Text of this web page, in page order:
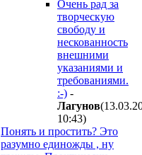
Очень рад за
творческую
свободу и
нескованность
внешними
указаниями и
требованиями.
:-) -
Лaгyнoв
10:43)
Понять и простить? Это
разумно единожды , ну